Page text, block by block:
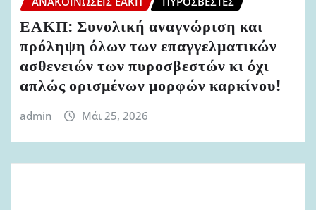
ΕΑΚΠ: Συνολική αναγνώριση και
πρόληψη όλων των επαγγελματικών
ασθενειών των πυροσβεστών κι όχι
απλώς ορισμένων μορφών καρκίνου!
admin Μάι 25, 2026